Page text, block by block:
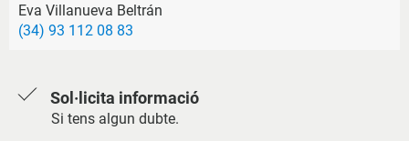
Eva Villanueva Beltrán
(34) 93 112 08 83
Sol·licita informació
Si tens algun dubte.